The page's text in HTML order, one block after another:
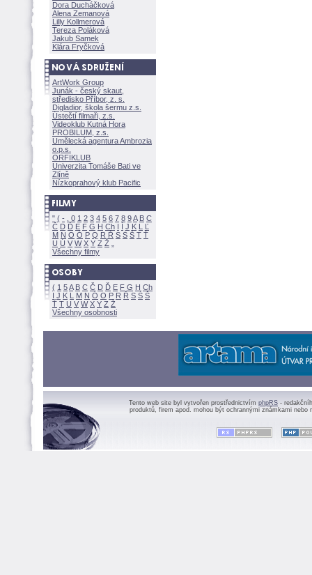
Dora Ducháčkov
Alena Zemanov
Lilly Kollmerov
Tereza Polákov
Jakub Samek
Klára Fryčkov
ArtWork Group
Junák - český skaut,
středisko Příbor, z. s.
Digladior, škola šermu z.s.
Ústečtí filmaři, z.s.
Videoklub Kutná Hora
PROBILUM, z.s.
Umělecká agentura Ambrozia
o.p.s.
ORFIKLUB
Univerzita Tomáše Bati ve
Zlíně
Nízkoprahový klub Pacific
" ( - 0 1 2 3 4 5 6 7 8 9A B C
Č D Ď E F G H Ch I Í J K L
Ľ
M N O Ó P Q R Ř S Ś T Ť
U Ú V W X Y Z
Všechny filmy
( 1 5A B C Č D Ď E F G H Ch
I J K L M N Ó O P R Ř S Ś
Ť T U V W X Y Z
Všechny osobnosti
Tento web site byl vytvořen prostřednictvím phpRS -
produktů, firem apod. mohou být ochrannými známkami